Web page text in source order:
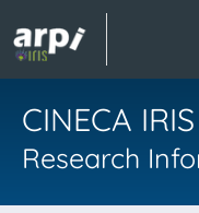
CINECA IRIS
Research